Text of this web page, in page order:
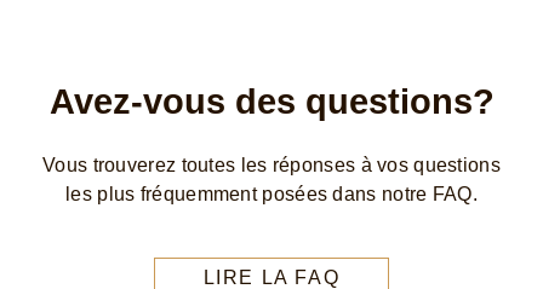
Avez-vous des questions?
Vous trouverez toutes les réponses à vos questions
les plus fréquemment posées dans notre FAQ.
LIRE LA FAQ